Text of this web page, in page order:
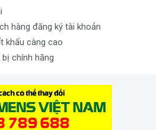
hàng đăng ký tài khoản
khấu càng cao
chính hãng